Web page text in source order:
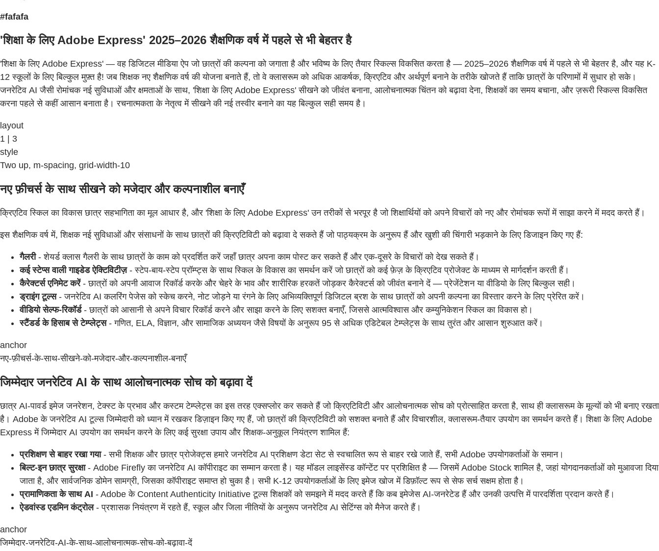
#fafafa
'शिक्षा के लिए Adobe Express' 2025–2026 शैक्षणिक वर्ष में पहले से भी बेहतर है
'शिक्षा के लिए Adobe Express' — वह डिजिटल मीडिया ऐप जो छात्रों की कल्पना को जगाता है और भविष्य के लिए तैयार स्किल्स विकसित करता है — 2025–2026 शैक्षणिक वर्ष में पहले से भी बेहतर है, और यह K-
12 स्कूलों के लिए बिल्कुल मुफ़्त है! जब शिक्षक नए शैक्षणिक वर्ष की योजना बनाते हैं, तो वे क्लासरूम को अधिक आकर्षक, क्रिएटिव और अर्थपूर्ण बनाने के तरीके खोजते हैं ताकि छात्रों के परिणामों में सुधार हो सके।
जनरेटिव AI जैसी रोमांचक नई सुविधाओं और क्षमताओं के साथ, 'शिक्षा के लिए Adobe Express' सीखने को जीवंत बनाना, आलोचनात्मक चिंतन को बढ़ावा देना, शिक्षकों का समय बचाना, और ज़रूरी स्किल्स विकसित
करना पहले से कहीं आसान बनाता है। रचनात्मकता के नेतृत्व में सीखने की नई तस्वीर बनाने का यह बिल्कुल सही समय है।
layout
1 | 3
style
Two up, m-spacing, grid-width-10
नए फ़ीचर्स के साथ सीखने को मजेदार और कल्पनाशील बनाएँ
क्रिएटिव स्किल का विकास छात्र सहभागिता का मूल आधार है, और 'शिक्षा के लिए Adobe Express' उन तरीकों से भरपूर है जो शिक्षार्थियों को अपने विचारों को नए और रोमांचक रूपों में साझा करने में मदद करते हैं।
इस शैक्षणिक वर्ष में, शिक्षक नई सुविधाओं और संसाधनों के साथ छात्रों की क्रिएटिविटी को बढ़ावा दे सकते हैं जो पाठ्यक्रम के अनुरूप हैं और खुशी की चिंगारी भड़काने के लिए डिजाइन किए गए हैं:
गैलरी- शेयर्ड क्लास गैलरी के साथ छात्रों के काम को प्रदर्शित करें जहाँ छात्र अपना काम पोस्ट कर सकते हैं और एक-दूसरे के विचारों को देख सकते हैं।
कई स्टेप्स वाली गाइडेड ऐक्टिविटीज़- स्टेप-बाय-स्टेप प्रॉम्प्ट्स के साथ स्किल के विकास का समर्थन करें जो छात्रों को कई फ़ेज़ के क्रिएटिव प्रोजेक्ट के माध्यम से मार्गदर्शन करती हैं।
कैरेक्टर्स एनिमेट करें- छात्रों को अपनी आवाज रिकॉर्ड करके और चेहरे के भाव और शारीरिक हरकतें जोड़कर कैरेक्टर्स को जीवंत बनाने दें — प्रेजेंटेशन या वीडियो के लिए बिल्कुल सही।
ड्राइंग टूल्स- जनरेटिव AI कलरिंग पेजेस को स्केच करने, नोट जोड़ने या रंगने के लिए अभिव्यक्तिपूर्ण डिजिटल ब्रश के साथ छात्रों को अपनी कल्पना का विस्तार करने के लिए प्रेरित करें।
वीडियो सेल्फ-रिकॉर्ड- छात्रों को आसानी से अपने विचार रिकॉर्ड करने और साझा करने के लिए सशक्त बनाएँ, जिससे आत्मविश्वास और कम्युनिकेशन स्किल का विकास हो।
स्टैंडर्ड के हिसाब से टेम्प्लेट्स- गणित, ELA, विज्ञान, और सामाजिक अध्ययन जैसे विषयों के अनुरूप 95 से अधिक एडिटेबल टेम्प्लेट्स के साथ तुरंत और आसान शुरुआत करें।
anchor
नए-फ़ीचर्स-के-साथ-सीखने-को-मजेदार-और-कल्पनाशील-बनाएँ
जिम्मेदार जनरेटिव AI के साथ आलोचनात्मक सोच को बढ़ावा दें
छात्र AI-पावर्ड इमेज जनरेशन, टेक्स्ट के प्रभाव और कस्टम टेम्प्लेट्स का इस तरह एक्सप्लोर कर सकते हैं जो क्रिएटिविटी और आलोचनात्मक सोच को प्रोत्साहित करता है, साथ ही क्लासरूम के मूल्यों को भी बनाए रखता
है। Adobe के जनरेटिव AI टूल्स जिम्मेदारी को ध्यान में रखकर डिज़ाइन किए गए हैं, जो छात्रों की क्रिएटिविटी को सशक्त बनाते हैं और विचारशील, क्लासरूम-तैयार उपयोग का समर्थन करते हैं। शिक्षा के लिए Adobe
Express में जिम्मेदार AI उपयोग का समर्थन करने के लिए कई सुरक्षा उपाय और शिक्षक-अनुकूल नियंत्रण शामिल हैं:
प्रशिक्षण से बाहर रखा गया- सभी शिक्षक और छात्र प्रोजेक्ट्स हमारे जनरेटिव AI प्रशिक्षण डेटा सेट से स्वचालित रूप से बाहर रखे जाते हैं, सभी Adobe उपयोगकर्ताओं के समान।
बिल्ट-इन छात्र सुरक्षा- Adobe Firefly का जनरेटिव AI कॉपीराइट का सम्मान करता है। यह मॉडल लाइसेंस्ड कॉन्टेंट पर प्रशिक्षित है — जिसमें Adobe Stock शामिल है, जहां योगदानकर्ताओं को मुआवजा दिया
जाता है, और सार्वजनिक डोमेन सामग्री, जिसका कॉपीराइट समाप्त हो चुका है। सभी K-12 उपयोगकर्ताओं के लिए इमेज खोज में डिफ़ॉल्ट रूप से सेफ सर्च सक्षम होता है।
प्रामाणिकता के साथ AI - Adobe के Content Authenticity Initiative टूल्स शिक्षकों को समझने में मदद करते हैं कि कब इमेजेस AI-जनरेटेड हैं और उनकी उत्पत्ति में पारदर्शिता प्रदान करते हैं।
ऐडवांस्ड एडमिन कंट्रोल- प्रशासक नियंत्रण में रहते हैं, स्कूल और जिला नीतियों के अनुरूप जनरेटिव AI सेटिंग्स को मैनेज करते हैं।
anchor
जिम्मेदार-जनरेटिव-AI-के-साथ-आलोचनात्मक-सोच-को-बढ़ावा-दें